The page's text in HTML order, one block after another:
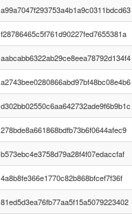
a99a7047f293753a4b1a9c0311bdcd63
f28786465c5f761d90227fed7655381a
aabcabb6322ab29ce8eea78792d134f4
a2743bee0280866abd97bf48bc08e4b6
d302bb02550c6aa642732ade9f6b9b1c
278bde8a661868bdfb73b6f0644afec9
b573ebc4e3758d79a28f4f07edaccfaf
4a8b8fe366e1770c82b868bfcef7f36f
81ed5d3ea76fb77aa5f15a5079223402